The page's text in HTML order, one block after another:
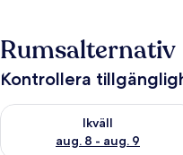
Rumsalternativ
Kontrollera
Ikväll
aug. 8 - aug. 9
Kontrollera tillgängligheten